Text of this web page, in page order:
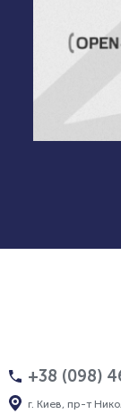
+38 (098)
г. Киев, пр-т